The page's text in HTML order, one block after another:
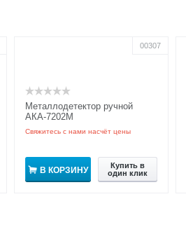
00307
Металлодетектор ручной
АКА-7202М
Свяжитесь с нами насчёт цены
В КОРЗИНУ
Купить в
один клик